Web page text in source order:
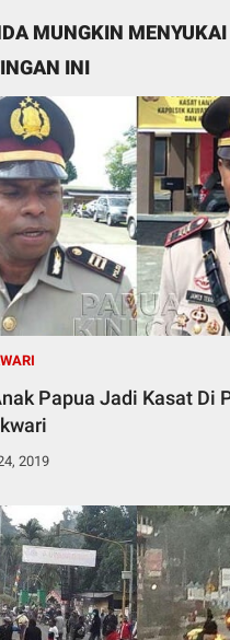
MUNGKIN MENYUKAI
INI
Jadi Kasat Di Polres
2019